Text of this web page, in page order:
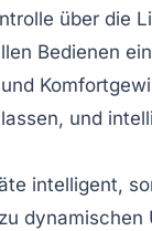
über die
Bedienen
und
intelligent,